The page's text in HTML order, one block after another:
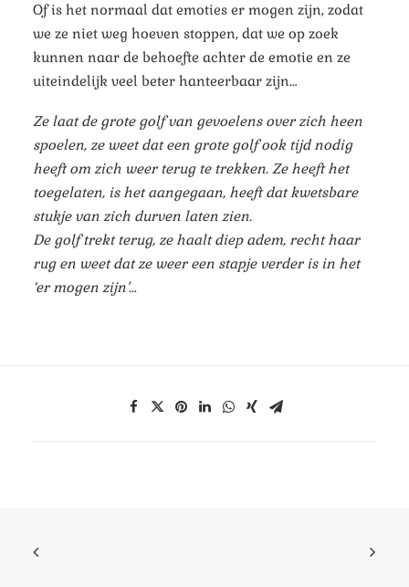
Of is het normaal dat emoties er mogen zijn, zodat
we ze niet weg hoeven stoppen, dat we op zoek
kunnen naar de behoefte achter de emotie en ze
uiteindelijk veel beter hanteerbaar zijn…
Ze laat de grote golf van gevoelens over zich heen
spoelen, ze weet dat een grote golf ook tijd nodig
heeft om zich weer terug te trekken. Ze heeft het
toegelaten, is het aangegaan, heeft dat kwetsbare
stukje van zich durven laten zien.
De golf trekt terug, ze haalt diep adem, recht haar
rug en weet dat ze weer een stapje verder is in het
‘er mogen zijn’…